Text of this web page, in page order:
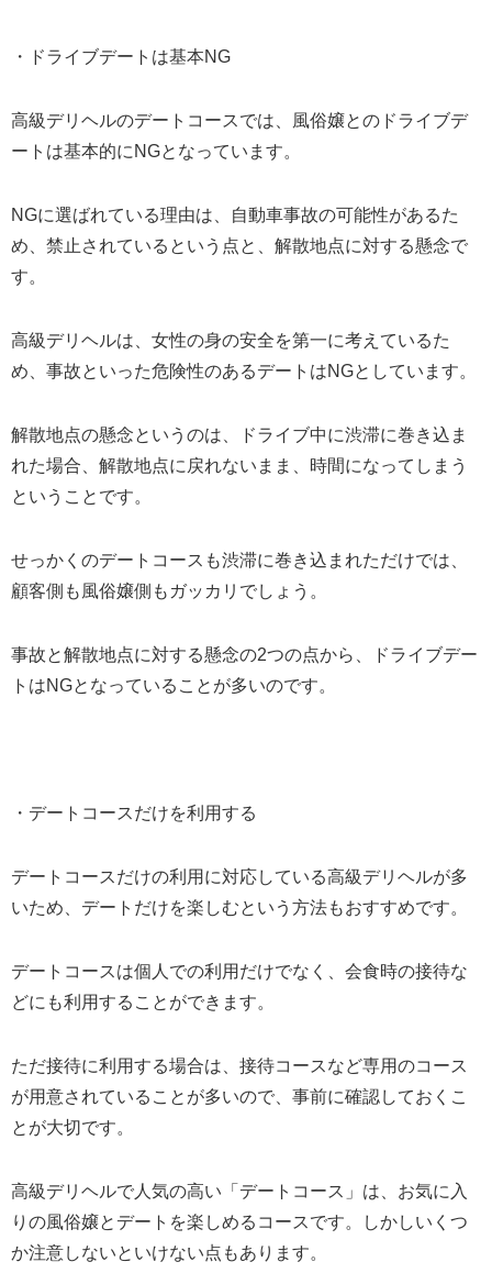
・ドライブデートは基本NG
高級デリヘルのデートコースでは、風俗嬢とのドライブデ
ートは基本的にNGとなっています。
NGに選ばれている理由は、自動車事故の可能性があるた
め、禁止されているという点と、解散地点に対する懸念で
す。
高級デリヘルは、女性の身の安全を第一に考えているた
め、事故といった危険性のあるデートはNGとしています。
解散地点の懸念というのは、ドライブ中に渋滞に巻き込ま
れた場合、解散地点に戻れないまま、時間になってしまう
ということです。
せっかくのデートコースも渋滞に巻き込まれただけでは、
顧客側も風俗嬢側もガッカリでしょう。
事故と解散地点に対する懸念の2つの点から、ドライブデー
トはNGとなっていることが多いのです。
・デートコースだけを利用する
デートコースだけの利用に対応している高級デリヘルが多
いため、デートだけを楽しむという方法もおすすめです。
デートコースは個人での利用だけでなく、会食時の接待な
どにも利用することができます。
ただ接待に利用する場合は、接待コースなど専用のコース
が用意されていることが多いので、事前に確認しておくこ
とが大切です。
高級デリヘルで人気の高い「デートコース」は、お気に入
りの風俗嬢とデートを楽しめるコースです。しかしいくつ
か注意しないといけない点もあります。